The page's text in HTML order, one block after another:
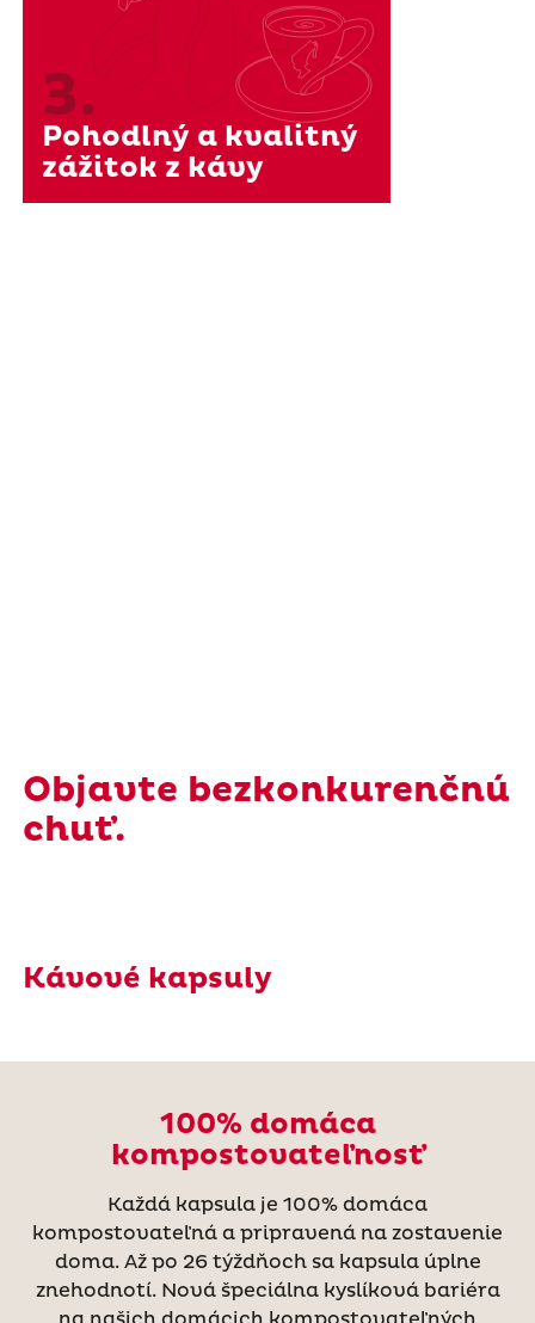
3.
Pohodlný a kvalitný
zážitok z kávy
Objavte bezkonkurenčnú
chuť.
Kávové kapsuly
100% domáca
kompostovateľnosť
Každá kapsula je 100% domáca
kompostovateľná a pripravená na zostavenie
doma. Až po 26 týždňoch sa kapsula úplne
znehodnotí. Nová špeciálna kyslíková bariéra